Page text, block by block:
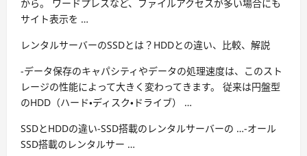
から。 ワードプレスなど、ファイルアクセスが多い場合にも
サイト表示を …
レンタルサーバーのSSDとは？HDDとの違い、比較、解説
-データ保存のキャパシティやデータの処理速度は、このスト
レージの性能によって大きく変わってきます。 従来は円盤型
のHDD（ハード・ディスク・ドライブ） …
SSDとHDDの違い-SSD搭載のレンタルサーバーの …-オール
SSD搭載のレンタルサー …